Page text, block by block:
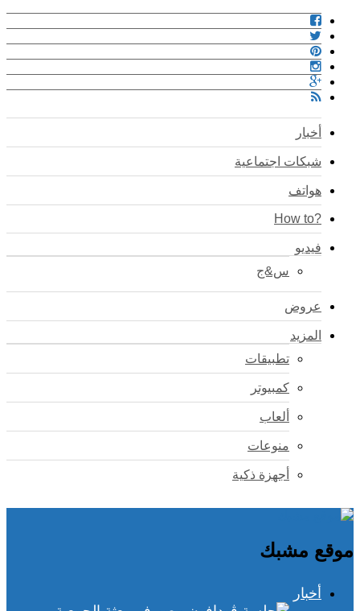
أخبار
شبكات اجتماعية
هواتف
?How to
فيديو
س&ج
عروض
المزيد
تطبيقات
كمبيوتر
ألعاب
منوعات
أجهزة ذكية
موقع مشبك
أخبار